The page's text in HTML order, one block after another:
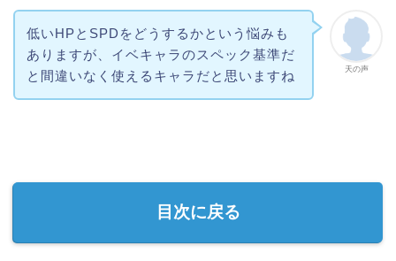
天の声
低いHPとSPDをどうするかという悩みも
ありますが、イベキャラのスペック基準だ
と間違いなく使えるキャラだと思いますね
目次に戻る